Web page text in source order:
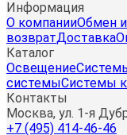
Информация
О компанииОбмен и
возвратДоставка
Каталог
Освещение
системыСистемы
Контакты
Москва, ул. 1-я
+7 (495) 414-46-46